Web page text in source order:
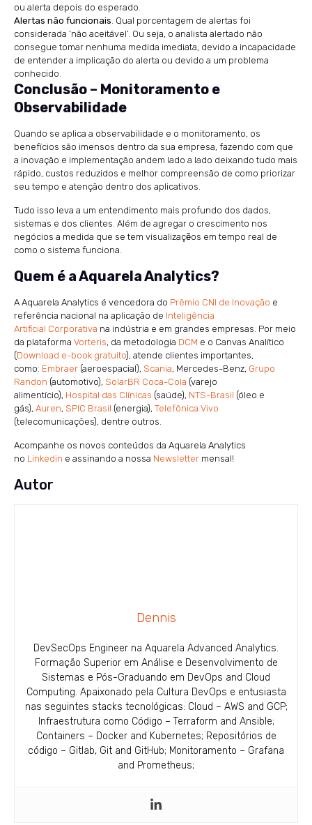
ou alerta depois do esperado.
Alertas não funcionais . Qual porcentagem de alertas foi
considerada ‘não aceitável’. Ou seja, o analista alertado não
consegue tomar nenhuma medida imediata, devido a incapacidade
de entender a implicação do alerta ou devido a um problema
conhecido.
Conclusão – Monitoramento e
Observabilidade
Quando se aplica a observabilidade e o monitoramento, os
benefícios são imensos dentro da sua empresa, fazendo com que
a inovação e implementação andem lado a lado deixando tudo mais
rápido, custos reduzidos e melhor compreensão de como priorizar
seu tempo e atenção dentro dos aplicativos.
Tudo isso leva a um entendimento mais profundo dos dados,
sistemas e dos clientes. Além de agregar o crescimento nos
negócios a medida que se tem visualizaçẽos em tempo real de
como o sistema funciona.
Quem é a Aquarela Analytics?
A Aquarela Analytics é vencedora do Prêmio CNI de Inovação e
referência nacional na aplicação de Inteligência
Artificial Corporativa na indústria e em grandes empresas. Por meio
da plataforma Vorteris, da metodologia DCM e o Canvas Analítico
(Download e-book gratuito), atende clientes importantes,
como: Embraer (aeroespacial), Scania, Mercedes-Benz, Grupo
Randon (automotivo), SolarBR Coca-Cola (varejo
alimentício), Hospital das Clínicas (saúde), NTS-Brasil (óleo e
gás), Auren, SPIC Brasil (energia), Telefônica Vivo
(telecomunicações), dentre outros.
Acompanhe os novos conteúdos da Aquarela Analytics
no Linkedin e assinando a nossa Newsletter mensal!
Autor
Dennis
DevSecOps Engineer na Aquarela Advanced Analytics.
Formação Superior em Análise e Desenvolvimento de
Sistemas e Pós-Graduando em DevOps and Cloud
Computing. Apaixonado pela Cultura DevOps e entusiasta
nas seguintes stacks tecnológicas: Cloud – AWS and GCP;
Infraestrutura como Código – Terraform and Ansible;
Containers – Docker and Kubernetes; Repositórios de
código – Gitlab, Git and GitHub; Monitoramento – Grafana
and Prometheus;